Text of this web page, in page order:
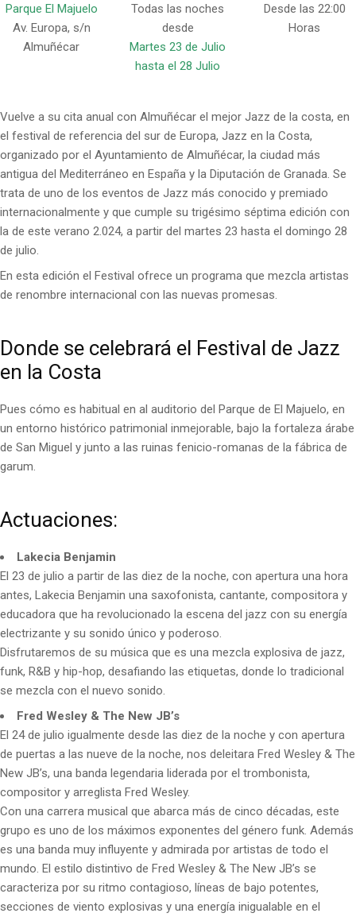
Parque El Majuelo
Av. Europa, s/n
Almuñécar
Todas las noches
desde
Martes 23 de Julio
hasta el 28 Julio
Desde las 22:00
Horas
Vuelve a su cita anual con Almuñécar el mejor Jazz de la costa, en
el festival de referencia del sur de Europa, Jazz en la Costa,
organizado por el Ayuntamiento de Almuñécar, la ciudad más
antigua del Mediterráneo en España y la Diputación de Granada. Se
trata de uno de los eventos de Jazz más conocido y premiado
internacionalmente y que cumple su trigésimo séptima edición con
la de este verano 2.024, a partir del martes 23 hasta el domingo 28
de julio.
En esta edición el Festival ofrece un programa que mezcla artistas
de renombre internacional con las nuevas promesas.
Donde se celebrará el Festival de Jazz
en la Costa
Pues cómo es habitual en al auditorio del Parque de El Majuelo, en
un entorno histórico patrimonial inmejorable, bajo la fortaleza árabe
de San Miguel y junto a las ruinas fenicio-romanas de la fábrica de
garum.
Actuaciones:
Lakecia Benjamin
El 23 de julio a partir de las diez de la noche, con apertura una hora
antes, Lakecia Benjamin una saxofonista, cantante, compositora y
educadora que ha revolucionado la escena del jazz con su energía
electrizante y su sonido único y poderoso.
Disfrutaremos de su música que es una mezcla explosiva de jazz,
funk, R&B y hip-hop, desafiando las etiquetas, donde lo tradicional
se mezcla con el nuevo sonido.
Fred Wesley & The New JB’s
El 24 de julio igualmente desde las diez de la noche y con apertura
de puertas a las nueve de la noche, nos deleitara Fred Wesley & The
New JB’s, una banda legendaria liderada por el trombonista,
compositor y arreglista Fred Wesley.
Con una carrera musical que abarca más de cinco décadas, este
grupo es uno de los máximos exponentes del género funk. Además
es una banda muy influyente y admirada por artistas de todo el
mundo. El estilo distintivo de Fred Wesley & The New JB’s se
caracteriza por su ritmo contagioso, líneas de bajo potentes,
secciones de viento explosivas y una energía inigualable en el